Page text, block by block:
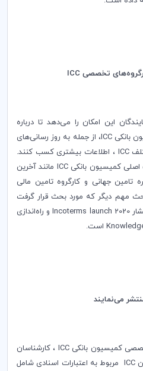
تخصصی ICC
این امکان را می‌دهد تا درباره
بانکی‌ICC، از جمله به روز رسانی‌های
ICC ، اطلاعات بیشتری کسب کنند.
اصلی کمیسیون بانکیICC مانند آخرین
تامین جهانی و کارگروه تامین مالی
مهم دیگر که مورد بحث قرار گرفت
Incoterms launch 2020 و راه‌اندازی
است.
می‌نمایند
کمیسیون بانکیICC ، کارشناسان
ICC مربوط به اعتبارات اسنادی شامل